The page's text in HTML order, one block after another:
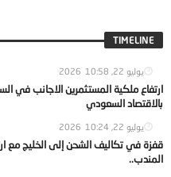
TIMELINE
يوليو 22, 2026 10:58
ارتفاع ملكية المستثمرين الاجانب في
بالاقتصاد السعودي
يوليو 22, 2026 10:24
قفزة في تكاليف الشحن إلى الخليج مع
المندب..